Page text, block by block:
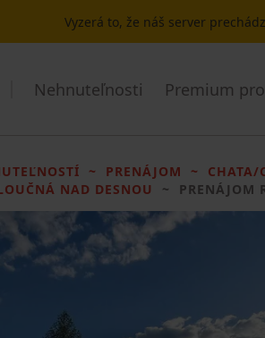
Vyzerá to, že náš server
Nehnuteľnosti Premium
PRENÁJOM CHATA/
NAD DESNOU PRENÁJOM